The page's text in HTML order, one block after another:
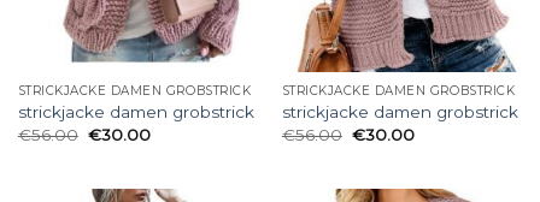
STRICKJACKE DAMEN GROBSTRICK
strickjacke damen grobstrick
€56.00 €30.00
STRICKJACKE DAMEN GROBSTRICK
strickjacke damen grobstrick
€56.00 €30.00